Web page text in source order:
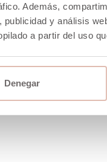
Además,
publicidad y análisis
a partir del uso
Denegar